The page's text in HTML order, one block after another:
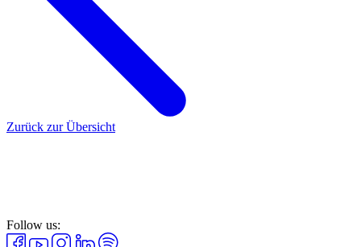
Zurück zur Übersicht
Follow us: